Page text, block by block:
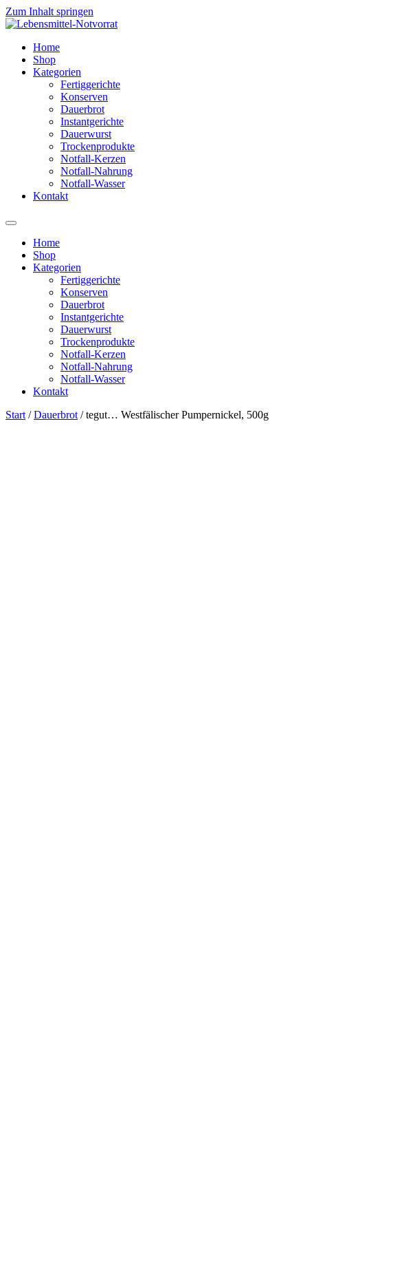
Zum Inhalt springen
Home
Shop
Kategorien
Fertiggerichte
Konserven
Dauerbrot
Instantgerichte
Dauerwurst
Trockenprodukte
Notfall-Kerzen
Notfall-Nahrung
Notfall-Wasser
Kontakt
Home
Shop
Kategorien
Fertiggerichte
Konserven
Dauerbrot
Instantgerichte
Dauerwurst
Trockenprodukte
Notfall-Kerzen
Notfall-Nahrung
Notfall-Wasser
Kontakt
Start /Dauerbrot / tegut… Westfälischer Pumpernickel, 500g